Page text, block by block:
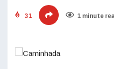
31 1 minute